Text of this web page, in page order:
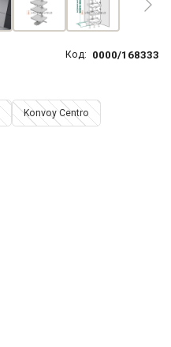
Код: 0000/168333
Konvoy Centro